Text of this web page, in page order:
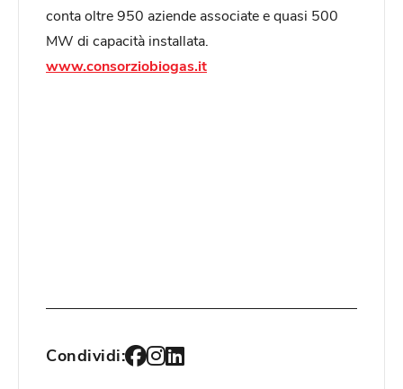
conta oltre 950 aziende associate e quasi 500
MW di capacità installata.
www.consorziobiogas.it
Condividi: